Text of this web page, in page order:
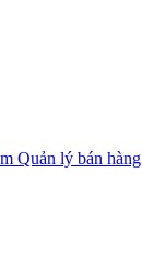
Quản lý bán hàng